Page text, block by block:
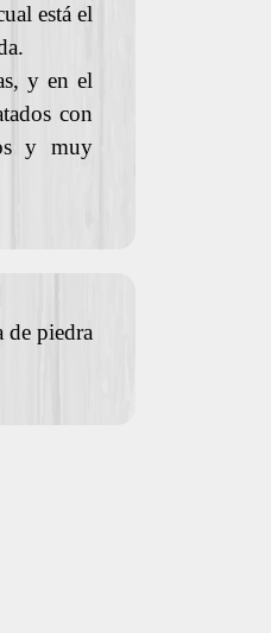
está el
y en el
con
y muy
de piedra